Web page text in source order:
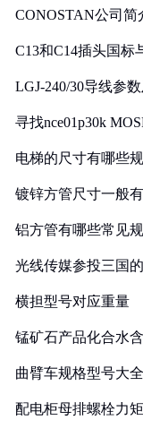
CONOSTAN公司简
C13和C14插头国标
LGJ-240/30导线参
寻找nce01p30k
电梯的尺寸有哪些
镀锌方管尺寸一般
铝方管有哪些常见
光线传媒参投三国
横担型号对应重量
锰矿石产品化合水
曲臂车规格型号大全
配电柜母排螺栓力